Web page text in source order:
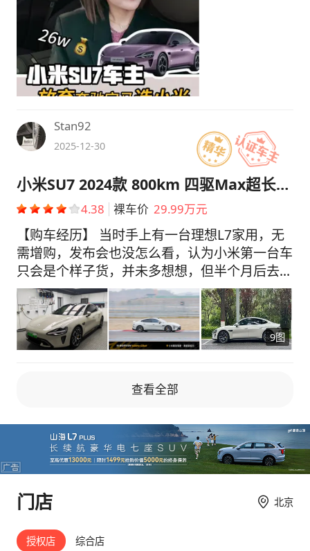
Stan92
2025-12-30
小米SU7 2024款 800km 四驱Max超长续航版
4.38 裸车价 29.99万元
【购车经历】 当时手上有一台理想L7家用，无
需增购，发布会也没怎么看，认为小米第一台车
只会是个样子货，并未多想想，但半个月后去试
驾了三次爱不释手，这个价位的驾驶质感做到如
此水平让我产生了购买冲动，最后在4月30首发
权益最后一天下定 因此不是刚需，也无对比
【最满意】 驾驶，驾驶，还是驾驶 越级的操控
门标定，动力，悬架表现都是一梯队水平，水桶
无硬伤。以前以为只有宝马保时捷等品牌才会关
错了，但小米实在是令我刮目相看 【最不满
意】 尺寸对我来说过大了，期待小米能有一台
4.5米，车重控制在1.6吨内的双门coupe 另外就
点落后了，车机优化确实还有进步空间 【提车
卖了近两年无优惠无权益 小米应该也算卷到飞
9图
查看全部
门店 北京
授权店 综合店